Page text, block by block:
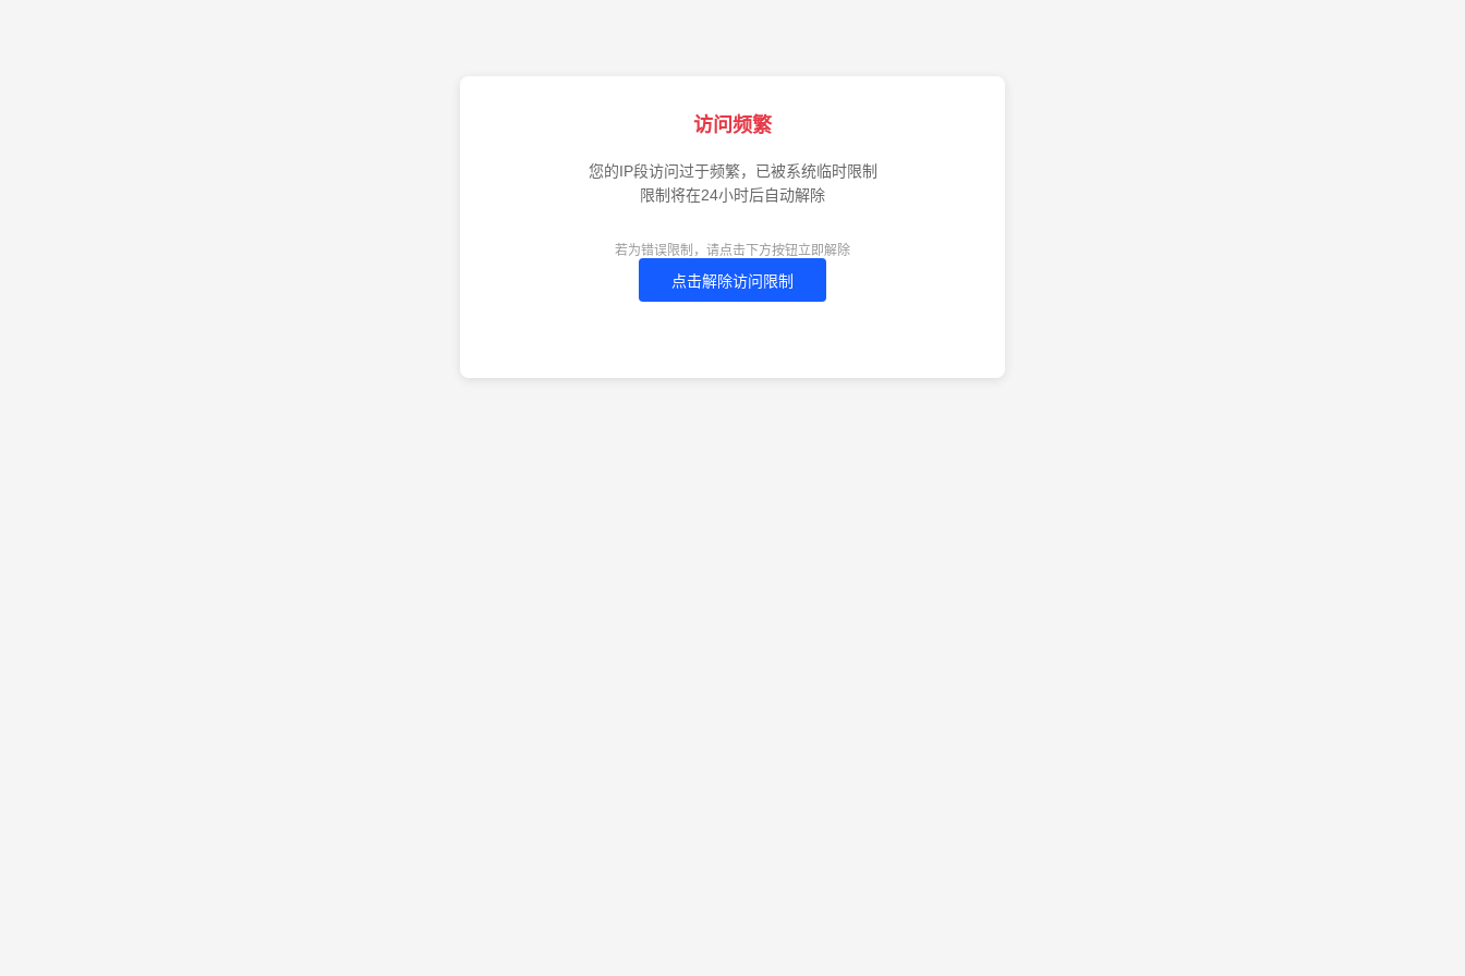
访问频繁
您的IP段访问过于频繁，已被系统临时限制
限制将在24小时后自动解除
若为错误限制，请点击下方按钮立即解除
点击解除访问限制